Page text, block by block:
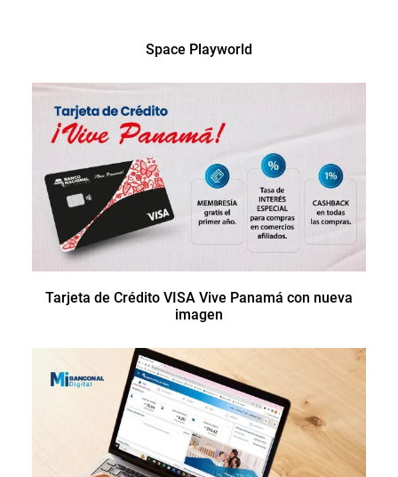
Space Playworld
Tarjeta de Crédito VISA Vive Panamá con nueva
imagen